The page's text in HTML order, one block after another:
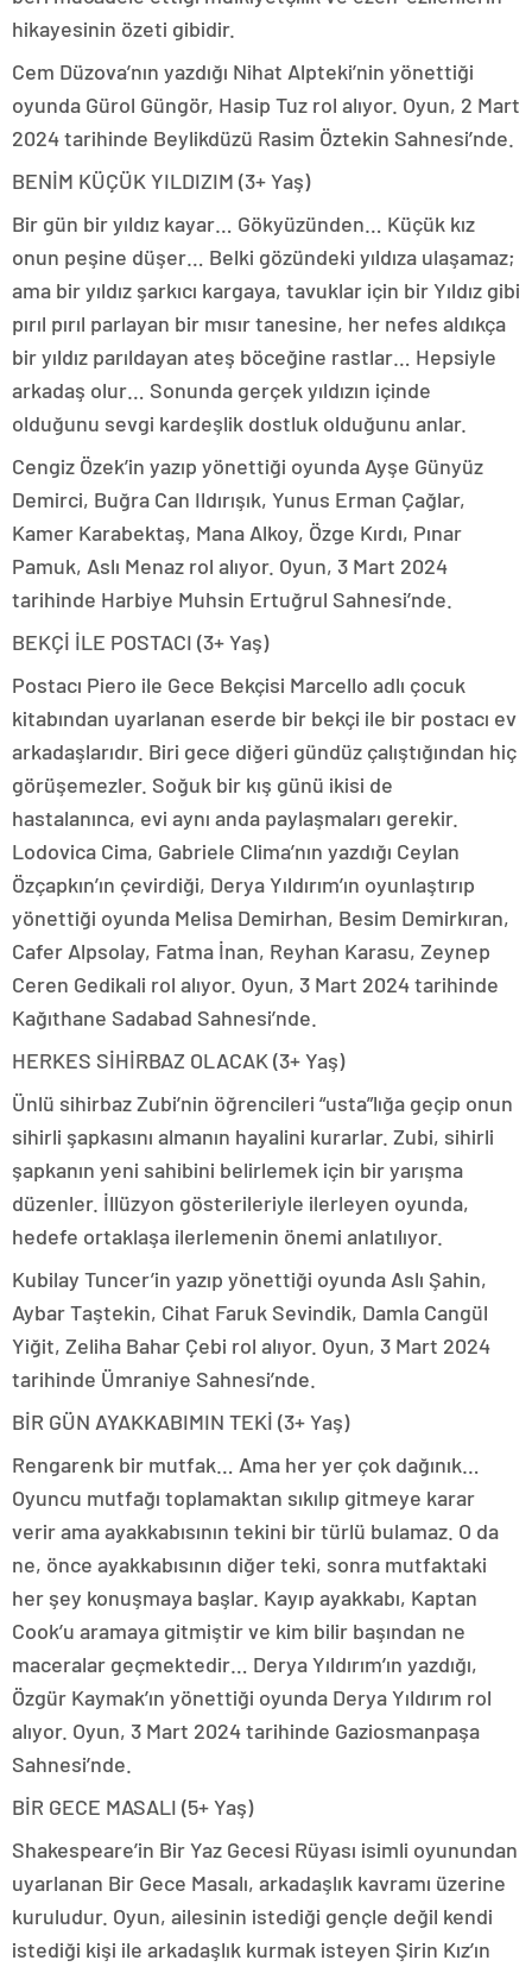
hikayesinin özeti gibidir.
Cem Düzova’nın yazdığı Nihat Alpteki’nin yönettiği
oyunda Gürol Güngör, Hasip Tuz rol alıyor. Oyun, 2 Mart
2024 tarihinde Beylikdüzü Rasim Öztekin Sahnesi’nde.
BENİM KÜÇÜK YILDIZIM (3+ Yaş)
Bir gün bir yıldız kayar… Gökyüzünden… Küçük kız
onun peşine düşer… Belki gözündeki yıldıza ulaşamaz;
ama bir yıldız şarkıcı kargaya, tavuklar için bir Yıldız gibi
pırıl pırıl parlayan bir mısır tanesine, her nefes aldıkça
bir yıldız parıldayan ateş böceğine rastlar… Hepsiyle
arkadaş olur… Sonunda gerçek yıldızın içinde
olduğunu sevgi kardeşlik dostluk olduğunu anlar.
Cengiz Özek’in yazıp yönettiği oyunda Ayşe Günyüz
Demirci, Buğra Can Ildırışık, Yunus Erman Çağlar,
Kamer Karabektaş, Mana Alkoy, Özge Kırdı, Pınar
Pamuk, Aslı Menaz rol alıyor. Oyun, 3 Mart 2024
tarihinde Harbiye Muhsin Ertuğrul Sahnesi’nde.
BEKÇİ İLE POSTACI (3+ Yaş)
Postacı Piero ile Gece Bekçisi Marcello adlı çocuk
kitabından uyarlanan eserde bir bekçi ile bir postacı ev
arkadaşlarıdır. Biri gece diğeri gündüz çalıştığından hiç
görüşemezler. Soğuk bir kış günü ikisi de
hastalanınca, evi aynı anda paylaşmaları gerekir.
Lodovica Cima, Gabriele Clima’nın yazdığı Ceylan
Özçapkın’ın çevirdiği, Derya Yıldırım’ın oyunlaştırıp
yönettiği oyunda Melisa Demirhan, Besim Demirkıran,
Cafer Alpsolay, Fatma İnan, Reyhan Karasu, Zeynep
Ceren Gedikali rol alıyor. Oyun, 3 Mart 2024 tarihinde
Kağıthane Sadabad Sahnesi’nde.
HERKES SİHİRBAZ OLACAK (3+ Yaş)
Ünlü sihirbaz Zubi’nin öğrencileri “usta”lığa geçip onun
sihirli şapkasını almanın hayalini kurarlar. Zubi, sihirli
şapkanın yeni sahibini belirlemek için bir yarışma
düzenler. İllüzyon gösterileriyle ilerleyen oyunda,
hedefe ortaklaşa ilerlemenin önemi anlatılıyor.
Kubilay Tuncer’in yazıp yönettiği oyunda Aslı Şahin,
Aybar Taştekin, Cihat Faruk Sevindik, Damla Cangül
Yiğit, Zeliha Bahar Çebi rol alıyor. Oyun, 3 Mart 2024
tarihinde Ümraniye Sahnesi’nde.
BİR GÜN AYAKKABIMIN TEKİ (3+ Yaş)
Rengarenk bir mutfak… Ama her yer çok dağınık…
Oyuncu mutfağı toplamaktan sıkılıp gitmeye karar
verir ama ayakkabısının tekini bir türlü bulamaz. O da
ne, önce ayakkabısının diğer teki, sonra mutfaktaki
her şey konuşmaya başlar. Kayıp ayakkabı, Kaptan
Cook’u aramaya gitmiştir ve kim bilir başından ne
maceralar geçmektedir… Derya Yıldırım’ın yazdığı,
Özgür Kaymak’ın yönettiği oyunda Derya Yıldırım rol
alıyor. Oyun, 3 Mart 2024 tarihinde Gaziosmanpaşa
Sahnesi’nde.
BİR GECE MASALI (5+ Yaş)
Shakespeare’in Bir Yaz Gecesi Rüyası isimli oyunundan
uyarlanan Bir Gece Masalı, arkadaşlık kavramı üzerine
kuruludur. Oyun, ailesinin istediği gençle değil kendi
istediği kişi ile arkadaşlık kurmak isteyen Şirin Kız’ın